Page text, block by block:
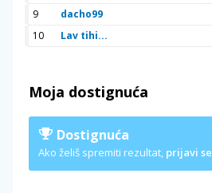
9
dacho99
10
Lav tihi...
Moja dostignuća
Dostignuća
Ako želiš spremiti rezultat, prijavi se